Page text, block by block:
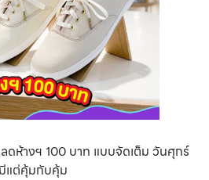
ดห้างฯ 100 บาท แบบจัดเต็ม วันศุกร์
มีแต่คุ้มกับคุ้ม